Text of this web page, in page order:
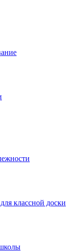
классной доски